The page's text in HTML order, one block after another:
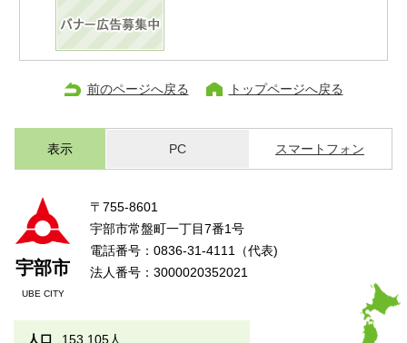
前のページへ戻る トップページへ戻る
表示 PC スマートフォン
宇部市
UBE CITY
〒755-8601
宇部市常盤町一丁目7番1号
電話番号：0836-31-4111（代表)
法人番号：3000020352021
人口 153,105人